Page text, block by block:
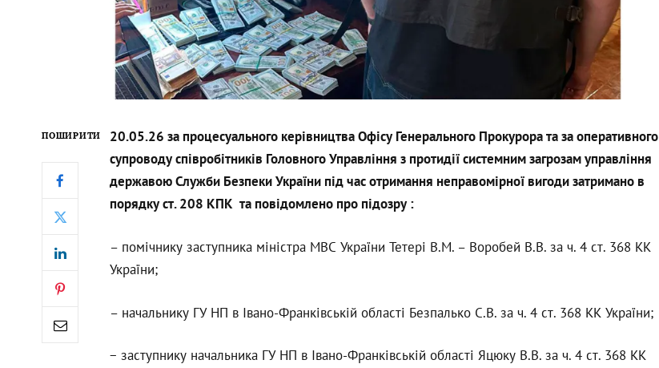
ПОШИРИТИ
20.05.26 за процесуального керівництва Офісу Генерального Прокурора та за оперативного
супроводу співробітників Головного Управління з протидії системним загрозам управління
державою Служби Безпеки України під час отримання неправомірної вигоди затримано в
порядку ст. 208 КПК та повідомлено про підозру :
– помічнику заступника міністра МВС України Тетері В.М. – Воробей В.В. за ч. 4 ст. 368 КК
України;
– начальнику ГУ НП в Івано-Франківській області Безпалько С.В. за ч. 4 ст. 368 КК України;
− заступнику начальника ГУ НП в Івано-Франківській області Яцюку В.В. за ч. 4 ст. 368 КК